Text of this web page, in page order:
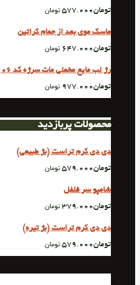
تومان577.000 تومان
ماسک موی بعد از حمام کراتین
تومان647.000 تومان
رژ لب مایع مخملی مات سرژه کد 106 (Magenta Pink)
تومان977.000 تومان
محصولات پربازدید
دی دی کرم تراست (بژ طبیعی)
تومان579.000 تومان
شامپو سر فلفل
تومان379.000 تومان
دی دی کرم تراست (بژ تیره)
تومان579.000 تومان